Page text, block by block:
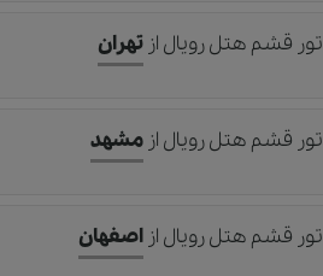
تور قشم هتل رویال از تهران
تور قشم هتل رویال از مشهد
تور قشم هتل رویال از اصفهان